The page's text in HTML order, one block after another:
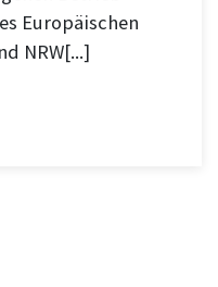
Europäischen
NRW[...]